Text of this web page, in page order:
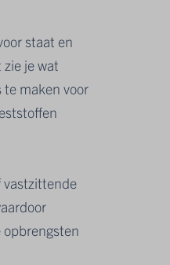
staat en
je wat
maken voor
vastzittende
opbrengsten